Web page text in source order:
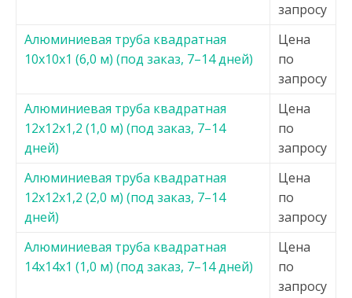
запросу
Алюминиевая труба квадратная
10х10х1 (6,0 м) (под заказ, 7–14 дней)
Цена
по
запросу
Алюминиевая труба квадратная
12х12х1,2 (1,0 м) (под заказ, 7–14
дней)
Цена
по
запросу
Алюминиевая труба квадратная
12х12х1,2 (2,0 м) (под заказ, 7–14
дней)
Цена
по
запросу
Алюминиевая труба квадратная
14х14х1 (1,0 м) (под заказ, 7–14 дней)
Цена
по
запросу